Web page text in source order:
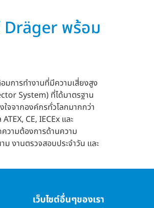
Dräger พร้อม
มการทำงานที่มีความเสี่ยงสูง
System) ที่ได้มาตรฐาน
จจากองค์กรทั่วโลกมากกว่า
CE, IECEx และ
วามต้องการด้านความ
งานตรวจสอบประจำวัน และ
เว็บไซต์อื่นๆของเรา